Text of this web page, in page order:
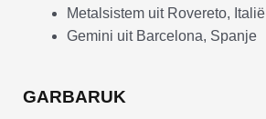
Metalsistem uit Rovereto, Italië
Gemini uit Barcelona, Spanje
GARBARUK